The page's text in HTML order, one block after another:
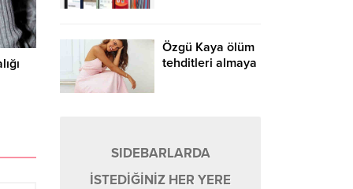
Özgü Kaya ölüm
tehditleri almaya
SIDEBARLARDA
İSTEDİĞİNİZ HER YERE